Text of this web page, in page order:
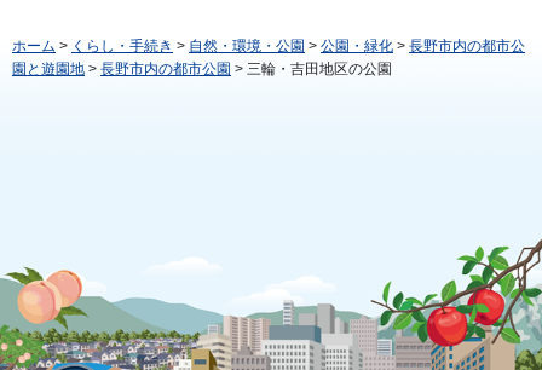
ホーム > くらし・手続き > 自然・環境・公園 > 公園・緑化 > 長野市内の都市公
園と遊園地 > 長野市内の都市公園 > 三輪・吉田地区の公園